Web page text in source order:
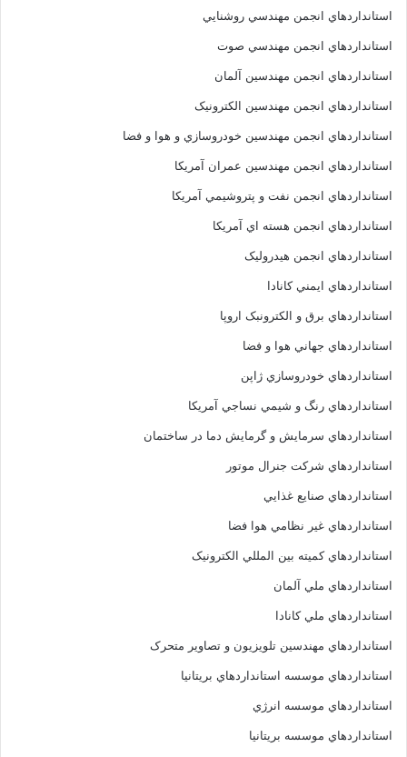
استانداردهاي انجمن مهندسي روشنايي
استانداردهاي انجمن مهندسي صوت
استانداردهاي انجمن مهندسين آلمان
استانداردهاي انجمن مهندسين الکترونيک
استانداردهاي انجمن مهندسين خودروسازي و هوا و فضا
استانداردهاي انجمن مهندسين عمران آمريکا
استانداردهاي انجمن نفت و پتروشيمي آمريکا
استانداردهاي انجمن هسته اي آمريکا
استانداردهاي انجمن هيدروليک
استانداردهاي ايمني کانادا
استانداردهاي برق و الکترونبک اروپا
استانداردهاي جهاني هوا و فضا
استانداردهاي خودروسازي ژاپن
استانداردهاي رنگ و شيمي نساجي آمريکا
استانداردهاي سرمايش و گرمايش دما در ساختمان
استانداردهاي شرکت جنرال موتور
استانداردهاي صنايع غذايي
استانداردهاي غير نظامي هوا فضا
استانداردهاي کميته بين المللي الکترونيک
استانداردهاي ملي آلمان
استانداردهاي ملي کانادا
استانداردهاي مهندسين تلويزيون و تصاوير متحرک
استانداردهاي موسسه استانداردهاي بريتانيا
استانداردهاي موسسه انرژي
استانداردهاي موسسه بريتانيا